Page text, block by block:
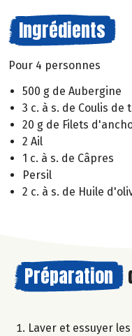
Ingrédients
Pour 4 personnes
500 g de Aubergine
3 c. à s. de Coulis de
20 g de Filets
2 Ail
1 c. à s. de Câpres
Persil
2 c. à s. de Huile
Préparation
Laver et essuyer